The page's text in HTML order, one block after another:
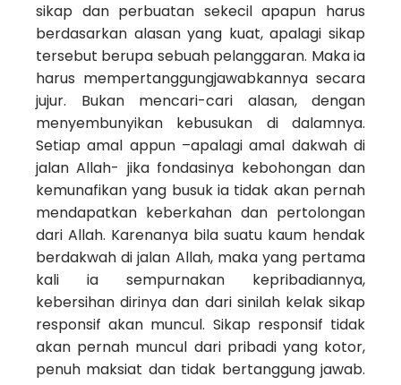
sikap dan perbuatan sekecil apapun harus
berdasarkan alasan yang kuat, apalagi sikap
tersebut berupa sebuah pelanggaran. Maka ia
harus mempertanggungjawabkannya secara
jujur. Bukan mencari-cari alasan, dengan
menyembunyikan kebusukan di dalamnya.
Setiap amal appun –apalagi amal dakwah di
jalan Allah- jika fondasinya kebohongan dan
kemunafikan yang busuk ia tidak akan pernah
mendapatkan keberkahan dan pertolongan
dari Allah. Karenanya bila suatu kaum hendak
berdakwah di jalan Allah, maka yang pertama
kali ia sempurnakan kepribadiannya,
kebersihan dirinya dan dari sinilah kelak sikap
responsif akan muncul. Sikap responsif tidak
akan pernah muncul dari pribadi yang kotor,
penuh maksiat dan tidak bertanggung jawab.